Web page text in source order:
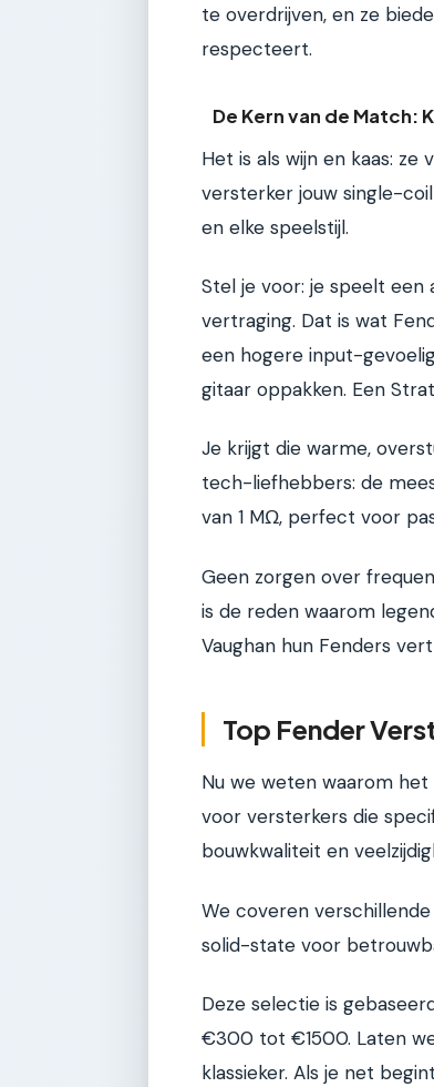
te overdrijven, en ze
respecteert.
De Kern van de Match:
Het is als wijn en kaas:
versterker jouw single-
en elke speelstijl.
Stel je voor: je speelt
vertraging. Dat is wat
een hogere input-
gitaar oppakken. Een
Je krijgt die warme,
tech-liefhebbers: de
van 1 MΩ, perfect voor
Geen zorgen over
is de reden waarom
Vaughan hun Fenders
Top Fender
Nu we weten waarom
voor versterkers die
bouwkwaliteit en
We coveren
solid-state voor
Deze selectie is
€300 tot €1500. Laten
klassieker. Als je net